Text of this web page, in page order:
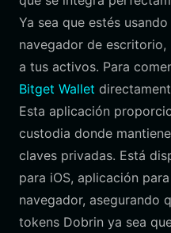
Ya sea que estés
navegador de
a tus activos. Para
Bitget Wallet
Esta aplicación
custodia donde
claves privadas. Está
para iOS, aplicación
navegador, asegurando
tokens Dobrin ya sea